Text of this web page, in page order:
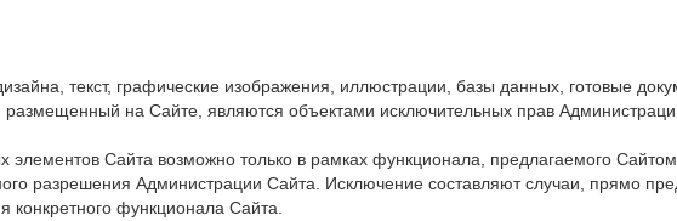
текст, графические изображения, иллюстрации, базы данных, готовые
на Сайте, являются объектами исключительных прав
элементов Сайта возможно только в рамках функционала, предлагаемого
разрешения Администрации Сайта. Исключение составляют случаи, прямо
функционала Сайта.